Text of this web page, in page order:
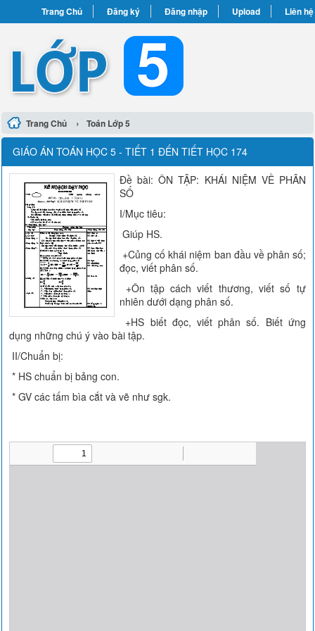
Trang Chủ Đăng ký Đăng nhập Upload Liên hệ
Trang Chủ › Toán Lớp 5
GIÁO ÁN TOÁN HỌC 5 - TIẾT 1 ĐẾN TIẾT HỌC 174
Đề bài: ÔN TẬP: KHÁI NIỆM VỀ PHÂN
SỐ
I/Mục tiêu:
Giúp HS.
+Củng cố khái niệm ban đầu về phân số;
đọc, viết phân số.
+Ôn tập cách viết thương, viết số tự
nhiên dưới dạng phân số.
+HS biết đọc, viết phân số. Biết ứng
dụng những chú ý vào bài tập.
II/Chuẩn bị:
* HS chuẩn bị bảng con.
* GV các tấm bìa cắt và vẽ như sgk.